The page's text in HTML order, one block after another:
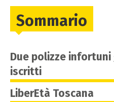
Sommario
Due polizze
iscritti
LiberEtà Toscana